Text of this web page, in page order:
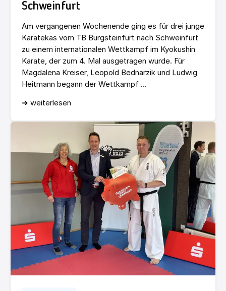
Schweinfurt
Am vergangenen Wochenende ging es für drei junge
Karatekas vom TB Burgsteinfurt nach Schweinfurt
zu einem internationalen Wettkampf im Kyokushin
Karate, der zum 4. Mal ausgetragen wurde. Für
Magdalena Kreiser, Leopold Bednarzik und Ludwig
Heitmann begann der Wettkampf ...
➜ weiterlesen